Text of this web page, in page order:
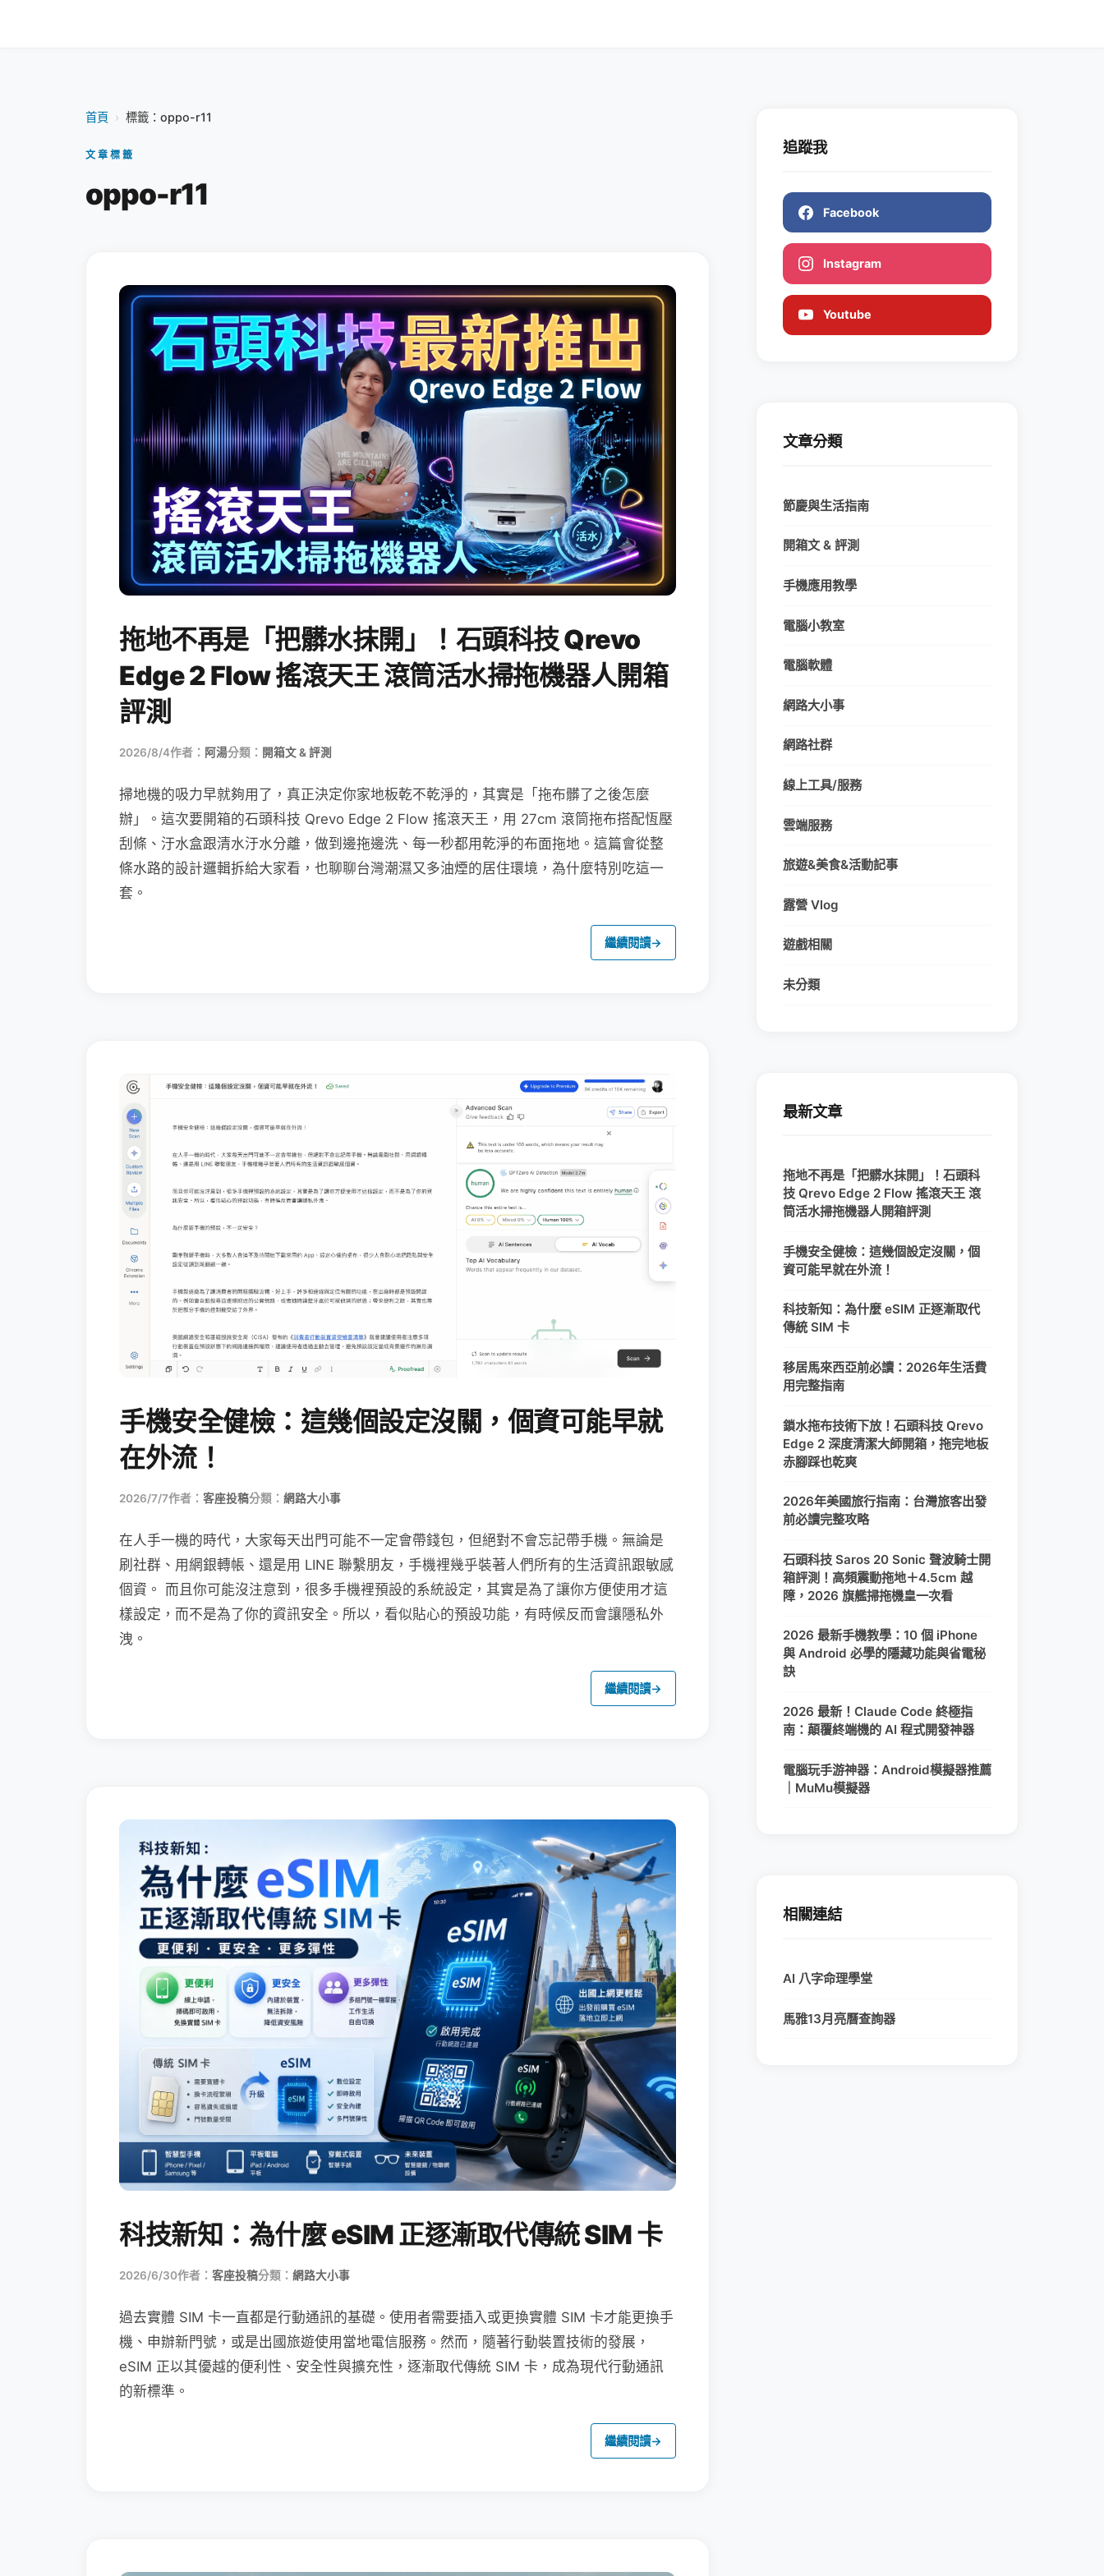
首頁 › 標籤：oppo-r11
文章標籤
oppo-r11
拖地不再是「把髒水抹開」！石頭科技 Qrevo
Edge 2 Flow 搖滾天王 滾筒活水掃拖機器人開箱
評測
2026/8/4作者： 阿湯分類： 開箱文 & 評測
掃地機的吸力早就夠用了，真正決定你家地板乾不乾淨的，其實是「拖布髒了之後怎麼
辦」。這次要開箱的石頭科技 Qrevo Edge 2 Flow 搖滾天王，用 27cm 滾筒拖布搭配恆壓
刮條、汙水盒跟清水汙水分離，做到邊拖邊洗、每一秒都用乾淨的布面拖地。這篇會從整
條水路的設計邏輯拆給大家看，也聊聊台灣潮濕又多油煙的居住環境，為什麼特別吃這一
套。
繼續閱讀→
手機安全健檢：這幾個設定沒關，個資可能早就
在外流！
2026/7/7作者： 客座投稿分類： 網路大小事
在人手一機的時代，大家每天出門可能不一定會帶錢包，但絕對不會忘記帶手機。無論是
刷社群、用網銀轉帳、還是用 LINE 聯繫朋友，手機裡幾乎裝著人們所有的生活資訊跟敏感
個資。 而且你可能沒注意到，很多手機裡預設的系統設定，其實是為了讓你方便使用才這
樣設定，而不是為了你的資訊安全。所以，看似貼心的預設功能，有時候反而會讓隱私外
洩。
繼續閱讀→
科技新知：為什麼 eSIM 正逐漸取代傳統 SIM 卡
2026/6/30作者： 客座投稿分類： 網路大小事
過去實體 SIM 卡一直都是行動通訊的基礎。使用者需要插入或更換實體 SIM 卡才能更換手
機、申辦新門號，或是出國旅遊使用當地電信服務。然而，隨著行動裝置技術的發展，
eSIM 正以其優越的便利性、安全性與擴充性，逐漸取代傳統 SIM 卡，成為現代行動通訊
的新標準。
繼續閱讀→
追蹤我
Facebook
Instagram
Youtube
文章分類
節慶與生活指南
開箱文 & 評測
手機應用教學
電腦小教室
電腦軟體
網路大小事
網路社群
線上工具/服務
雲端服務
旅遊&美食&活動記事
露營 Vlog
遊戲相關
未分類
最新文章
拖地不再是「把髒水抹開」！石頭科
技 Qrevo Edge 2 Flow 搖滾天王 滾
筒活水掃拖機器人開箱評測
手機安全健檢：這幾個設定沒關，個
資可能早就在外流！
科技新知：為什麼 eSIM 正逐漸取代
傳統 SIM 卡
移居馬來西亞前必讀：2026年生活費
用完整指南
鎖水拖布技術下放！石頭科技 Qrevo
Edge 2 深度清潔大師開箱，拖完地板
赤腳踩也乾爽
2026年美國旅行指南：台灣旅客出發
前必讀完整攻略
石頭科技 Saros 20 Sonic 聲波騎士開
箱評測！高頻震動拖地＋4.5cm 越
障，2026 旗艦掃拖機皇一次看
2026 最新手機教學：10 個 iPhone
與 Android 必學的隱藏功能與省電秘
訣
2026 最新！Claude Code 終極指
南：顛覆終端機的 AI 程式開發神器
電腦玩手游神器：Android模擬器推薦
｜MuMu模擬器
相關連結
AI 八字命理學堂
馬雅13月亮曆查詢器